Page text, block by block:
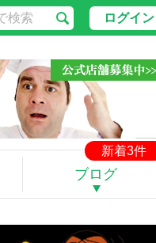
ログイン
新着3件
ブログ